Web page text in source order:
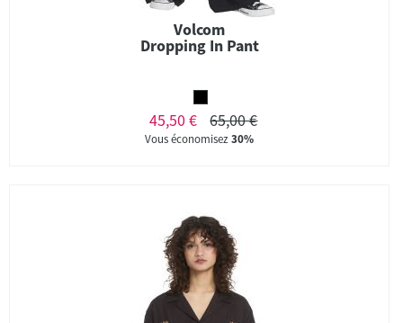
Volcom
Dropping In Pant
45,50 € 65,00 €
Vous économisez30%